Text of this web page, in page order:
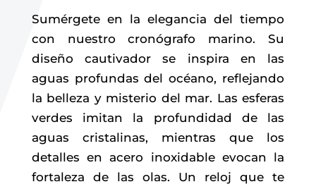
Sumérgete en la elegancia del tiempo
con nuestro cronógrafo marino. Su
diseño cautivador se inspira en las
aguas profundas del océano, reflejando
la belleza y misterio del mar. Las esferas
verdes imitan la profundidad de las
aguas cristalinas, mientras que los
detalles en acero inoxidable evocan la
fortaleza de las olas. Un reloj que te